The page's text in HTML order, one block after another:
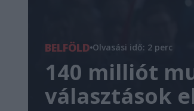
BELFÖLD Olvasási idő: 2 perc
140 milliót
választások